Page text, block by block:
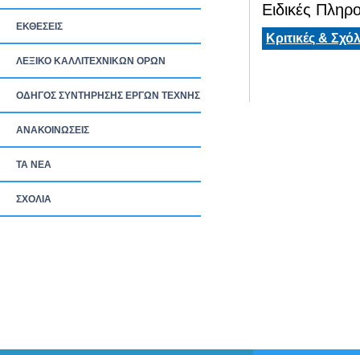
ΕΚΘΕΣΕΙΣ
ΛΕΞΙΚΟ ΚΑΛΛΙΤΕΧΝΙΚΩΝ ΟΡΩΝ
ΟΔΗΓΟΣ ΣΥΝΤΗΡΗΣΗΣ ΕΡΓΩΝ ΤΕΧΝΗΣ
ΑΝΑΚΟΙΝΩΣΕΙΣ
ΤΑ ΝEΑ
ΣΧΟΛΙΑ
Ειδικές
Κριτικές &